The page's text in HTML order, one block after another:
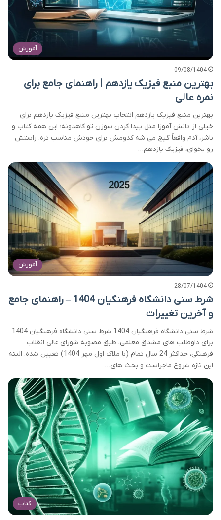
آموزش
09/08/1404
بهترین منبع فیزیک یازدهم | راهنمای جامع برای
نمره عالی
بهترین منبع فیزیک یازدهم انتخاب بهترین منبع فیزیک یازدهم برای
خیلی از دانش آموزا مثل پیدا کردن سوزن تو کاهدونه؛ این همه کتاب و
ناشر، آدم واقعاً گیج می شه کدومش برای خودش مناسب تره. راستش
رو بخوای، فیزیک یازدهم…
آموزش
28/07/1404
شرط سنی دانشگاه فرهنگیان 1404 – راهنمای جامع
و آخرین تغییرات
شرط سنی دانشگاه فرهنگیان 1404 شرط سنی دانشگاه فرهنگیان 1404
برای داوطلب های مشتاق معلمی، طبق مصوبه شورای عالی انقلاب
فرهنگی، حداکثر 24 سال تمام (با ملاک اول مهر 1404) تعیین شده. البته
این تازه شروع ماجراست و بحث های…
کتاب